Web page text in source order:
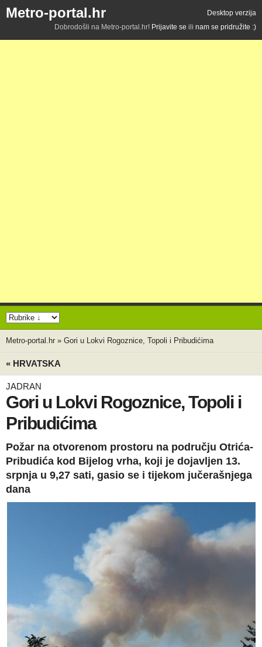
Metro-portal.hr
Desktop verzija
Dobrodošli na Metro-portal.hr! Prijavite se ili nam se pridružite :)
Metro-portal.hr » Gori u Lokvi Rogoznice, Topoli i Pribudićima
« HRVATSKA
JADRAN
Gori u Lokvi Rogoznice, Topoli i
Pribudićima
Požar na otvorenom prostoru na području Otrića-
Pribudića kod Bijelog vrha, koji je dojavljen 13.
srpnja u 9,27 sati, gasio se i tijekom jučerašnjega
dana